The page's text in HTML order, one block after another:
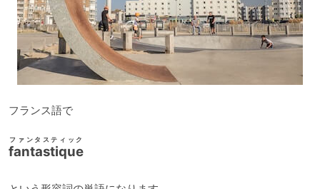
フランス語で
fantastique
ファンタスティック